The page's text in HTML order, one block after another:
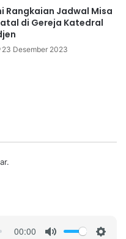
Rangkaian Jadwal Misa
di Gereja Katedral
23 Desember 2023
00:00